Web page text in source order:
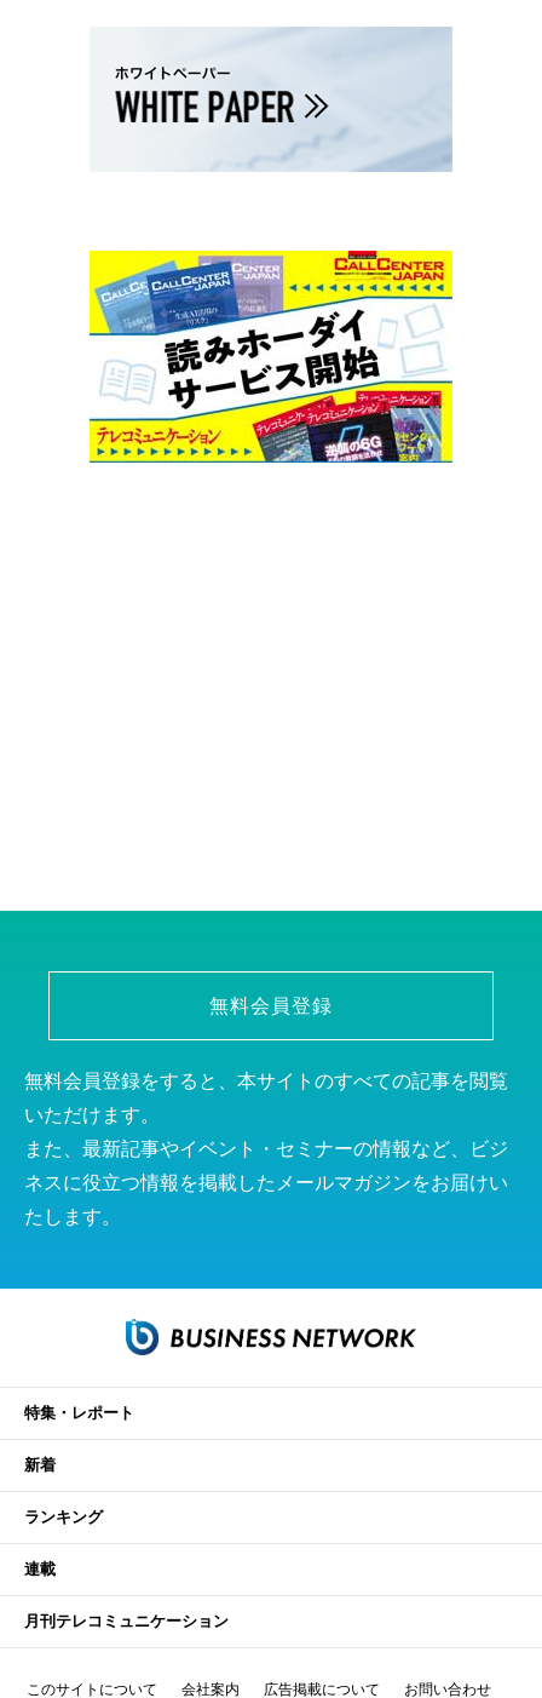
無料会員登録
無料会員登録をすると、本サイトのすべての記事を閲覧
いただけます。
また、最新記事やイベント・セミナーの情報など、ビジ
ネスに役立つ情報を掲載したメールマガジンをお届けい
たします。
特集・レポート
新着
ランキング
連載
月刊テレコミュニケーション
このサイトについて 会社案内 広告掲載について お問い合わせ